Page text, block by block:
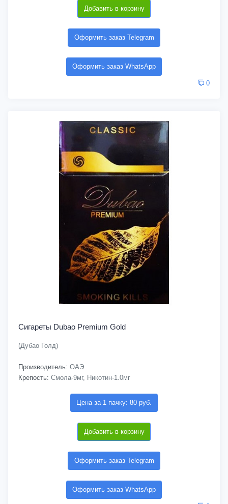
Добавить в корзину
Оформить заказ Telegram
Оформить заказ WhatsApp
0
Сигареты Dubao Premium Gold
(Дубао Голд)
Производитель: ОАЭ
Крепость: Смола-9мг, Никотин-1.0мг
Цена за 1 пачку: 80 руб.
Добавить в корзину
Оформить заказ Telegram
Оформить заказ WhatsApp